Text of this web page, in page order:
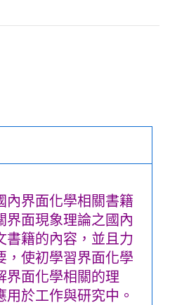
界面化學相關書籍
界面現象理論之國內
書籍的內容，並且力
，使初學習界面化學
界面化學相關的理
於工作與研究中。